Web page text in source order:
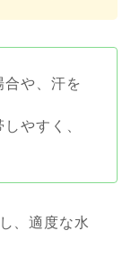
や、汗を
やすく、
、適度な水